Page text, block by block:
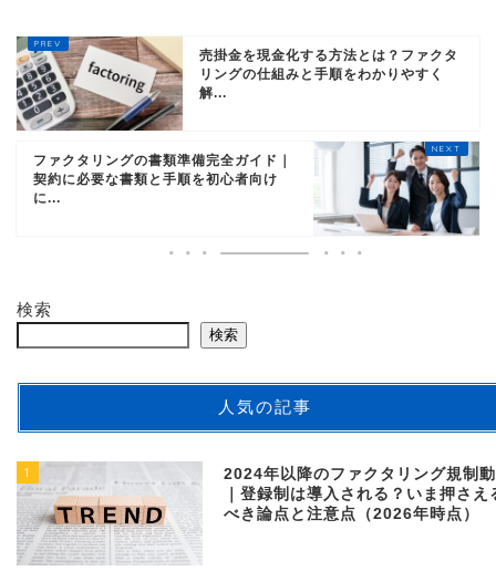
売掛金を現金化する方法とは？ファクタ
リングの仕組みと手順をわかりやすく
解...
ファクタリングの書類準備完全ガイド｜
契約に必要な書類と手順を初心者向け
に...
検索
検索
人気の記事
1
2024年以降のファクタリング規制
｜登録制は導入される？いま押さえ
べき論点と注意点（2026年時点）